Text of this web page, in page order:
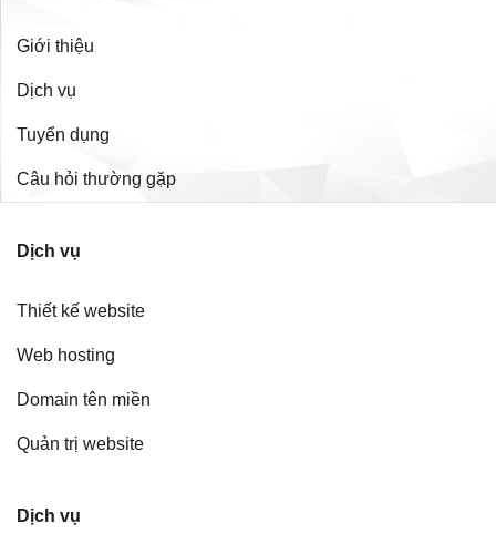
Giới thiệu
Dịch vụ
Tuyển dụng
Câu hỏi thường gặp
Dịch vụ
Thiết kế website
Web hosting
Domain tên miền
Quản trị website
Dịch vụ